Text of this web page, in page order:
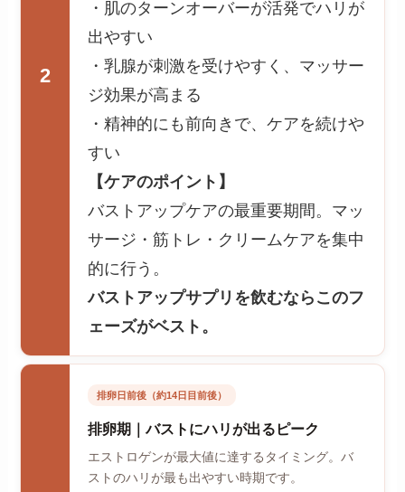
2
・肌のターンオーバーが活発でハリが
出やすい
・乳腺が刺激を受けやすく、マッサー
ジ効果が高まる
・精神的にも前向きで、ケアを続けや
すい
【ケアのポイント】
バストアップケアの最重要期間。マッ
サージ・筋トレ・クリームケアを集中
的に行う。
バストアップサプリを飲むならこのフ
ェーズがベスト。
排卵日前後（約14日目前後）
排卵期｜バストにハリが出るピーク
エストロゲンが最大値に達するタイミング。バ
ストのハリが最も出やすい時期です。